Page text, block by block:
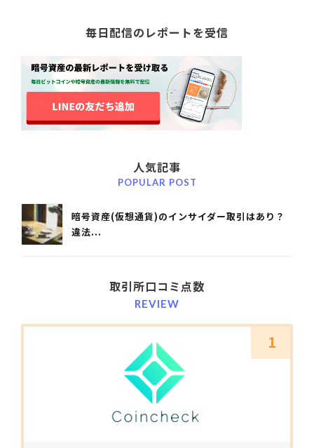
毎日配信のレポートを受信
人気記事
POPULAR POST
暗号資産(仮想通貨)のインサイダー取引はあり？
違法...
取引所口コミ点数
REVIEW
1